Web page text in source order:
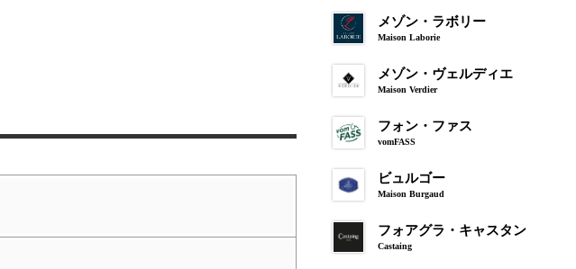
メゾン・ラボリー
Maison Laborie
メゾン・ヴェルディエ
Maison Verdier
フォン・ファス
vomFASS
ビュルゴー
Maison Burgaud
フォアグラ・キャスタン
Castaing